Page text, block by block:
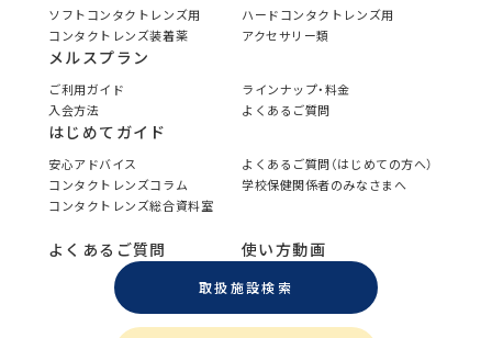
ソフトコンタクトレンズ用
ハードコンタクトレンズ用
コンタクトレンズ装着薬
アクセサリー類
メルスプラン
ご利用ガイド
ラインナップ・料金
入会方法
よくあるご質問
はじめてガイド
安心アドバイス
よくあるご質問（はじめての方へ）
コンタクトレンズコラム
学校保健関係者のみなさまへ
コンタクトレンズ総合資料室
よくあるご質問 使い方動画
取扱施設検索